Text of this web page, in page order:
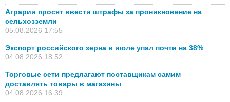
Аграрии просят ввести штрафы за проникновение на
сельхозземли
05.08.2026 17:55
Экспорт российского зерна в июле упал почти на 38%
04.08.2026 18:52
Торговые сети предлагают поставщикам самим
доставлять товары в магазины
04.08.2026 16:39